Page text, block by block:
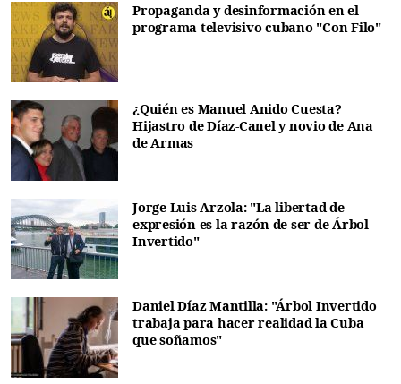
Propaganda y desinformación en el
programa televisivo cubano "Con Filo"
¿Quién es Manuel Anido Cuesta?
Hijastro de Díaz-Canel y novio de Ana
de Armas
Jorge Luis Arzola: "La libertad de
expresión es la razón de ser de Árbol
Invertido"
Daniel Díaz Mantilla: "Árbol Invertido
trabaja para hacer realidad la Cuba
que soñamos"